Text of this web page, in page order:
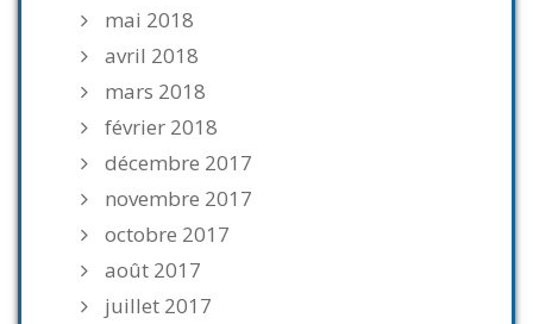
mai 2018
avril 2018
mars 2018
février 2018
décembre 2017
novembre 2017
octobre 2017
août 2017
juillet 2017